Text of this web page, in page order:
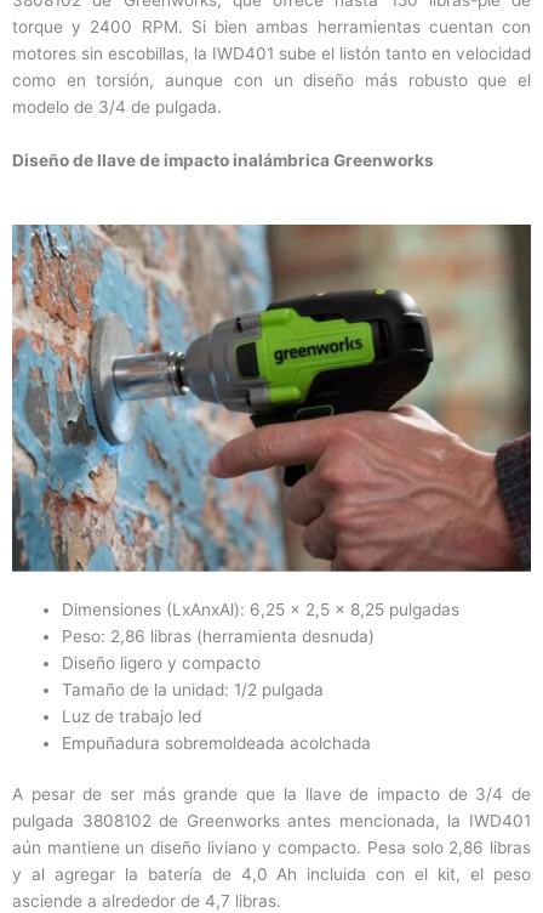
torque y 2400 RPM. Si bien ambas herramientas cuentan con
motores sin escobillas, la IWD401 sube el listón tanto en velocidad
como en torsión, aunque con un diseño más robusto que el
modelo de 3/4 de pulgada.
Diseño de llave de impacto inalámbrica Greenworks
Dimensiones (LxAnxAl): 6,25 x 2,5 x 8,25 pulgadas
Peso: 2,86 libras (herramienta desnuda)
Diseño ligero y compacto
Tamaño de la unidad: 1/2 pulgada
Luz de trabajo led
Empuñadura sobremoldeada acolchada
A pesar de ser más grande que la llave de impacto de 3/4 de
pulgada 3808102 de Greenworks antes mencionada, la IWD401
aún mantiene un diseño liviano y compacto. Pesa solo 2,86 libras
y al agregar la batería de 4,0 Ah incluida con el kit, el peso
asciende a alrededor de 4,7 libras.